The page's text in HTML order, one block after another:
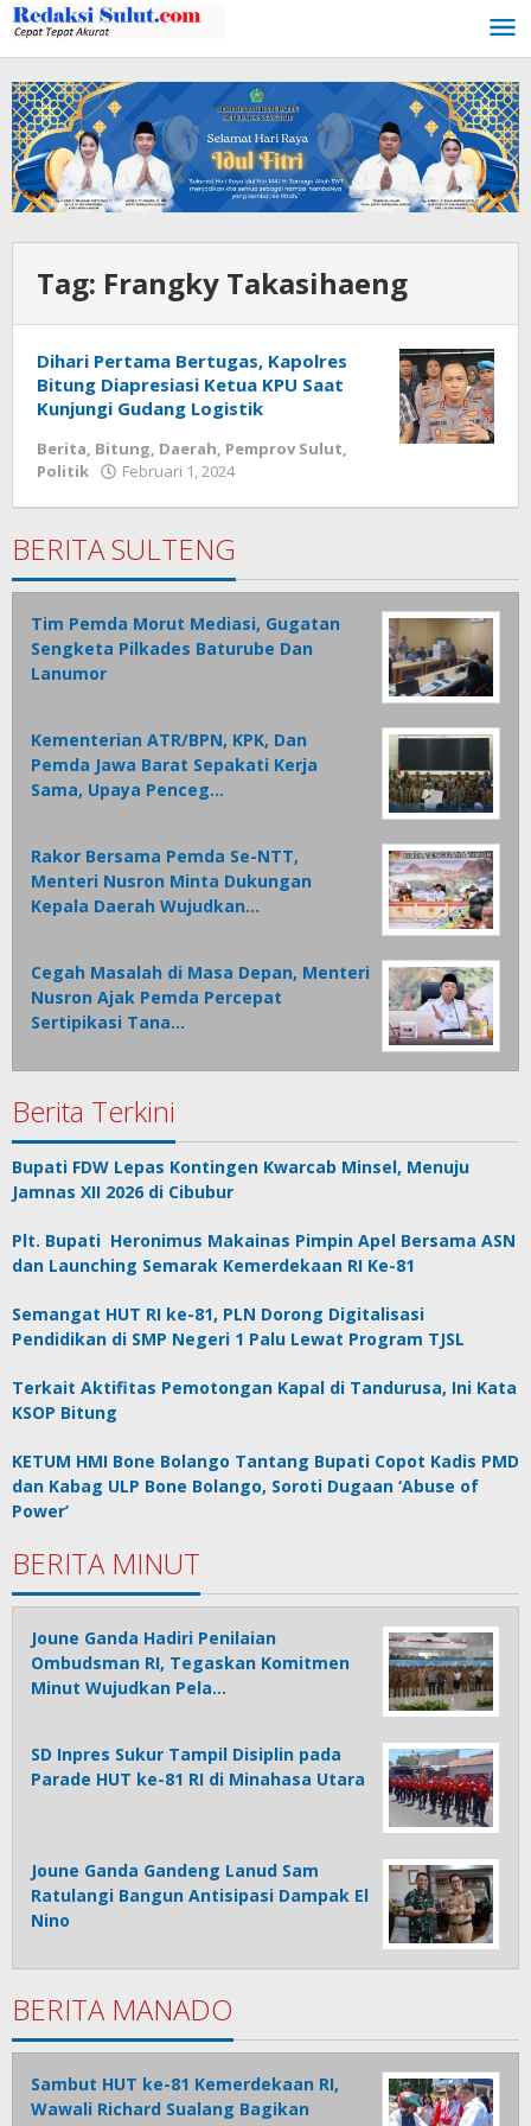
Lewati
ke
konten
Tag: Frangky Takasihaeng
Dihari Pertama Bertugas, Kapolres
Bitung Diapresiasi Ketua KPU Saat
Kunjungi Gudang Logistik
Berita, Bitung, Daerah, Pemprov Sulut,
Politik
Februari 1, 2024
BERITA SULTENG
Tim Pemda Morut Mediasi, Gugatan
Sengketa Pilkades Baturube Dan
Lanumor
Kementerian ATR/BPN, KPK, Dan
Pemda Jawa Barat Sepakati Kerja
Sama, Upaya Penceg…
Rakor Bersama Pemda Se-NTT,
Menteri Nusron Minta Dukungan
Kepala Daerah Wujudkan…
Cegah Masalah di Masa Depan, Menteri
Nusron Ajak Pemda Percepat
Sertipikasi Tana…
Berita Terkini
Bupati FDW Lepas Kontingen Kwarcab Minsel, Menuju
Jamnas XII 2026 di Cibubur
Plt. Bupati Heronimus Makainas Pimpin Apel Bersama ASN
dan Launching Semarak Kemerdekaan RI Ke-81
Semangat HUT RI ke-81, PLN Dorong Digitalisasi
Pendidikan di SMP Negeri 1 Palu Lewat Program TJSL
Terkait Aktifitas Pemotongan Kapal di Tandurusa, Ini Kata
KSOP Bitung
KETUM HMI Bone Bolango Tantang Bupati Copot Kadis PMD
dan Kabag ULP Bone Bolango, Soroti Dugaan ‘Abuse of
Power’
BERITA MINUT
Joune Ganda Hadiri Penilaian
Ombudsman RI, Tegaskan Komitmen
Minut Wujudkan Pela…
SD Inpres Sukur Tampil Disiplin pada
Parade HUT ke-81 RI di Minahasa Utara
Joune Ganda Gandeng Lanud Sam
Ratulangi Bangun Antisipasi Dampak El
Nino
BERITA MANADO
Sambut HUT ke-81 Kemerdekaan RI,
Wawali Richard Sualang Bagikan